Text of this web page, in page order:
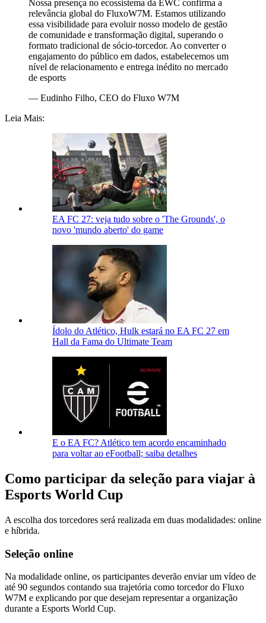
Nossa presença no ecossistema da EWC confirma a
relevância global do FluxoW7M. Estamos utilizando
essa visibilidade para evoluir nosso modelo de gestão
de comunidade e transformação digital, superando o
formato tradicional de sócio-torcedor. Ao converter o
engajamento do público em dados, estabelecemos um
nível de relacionamento e entrega inédito no mercado
de esports
— Eudinho Filho, CEO do Fluxo W7M
Leia Mais:
EA FC 27: veja tudo sobre o 'The Grounds', o
novo 'mundo aberto' do game
Ídolo do Atlético, Hulk estará no EA FC 27 em
Hall da Fama do Ultimate Team
E o EA FC? Atlético tem acordo encaminhado
para voltar ao eFootball; saiba detalhes
Como participar da seleção para viajar à
Esports World Cup
A escolha dos torcedores será realizada em duas modalidades: online
e híbrida.
Seleção online
Na modalidade online, os participantes deverão enviar um vídeo de
até 90 segundos contando sua trajetória como torcedor do Fluxo
W7M e explicando por que desejam representar a organização
durante a Esports World Cup.